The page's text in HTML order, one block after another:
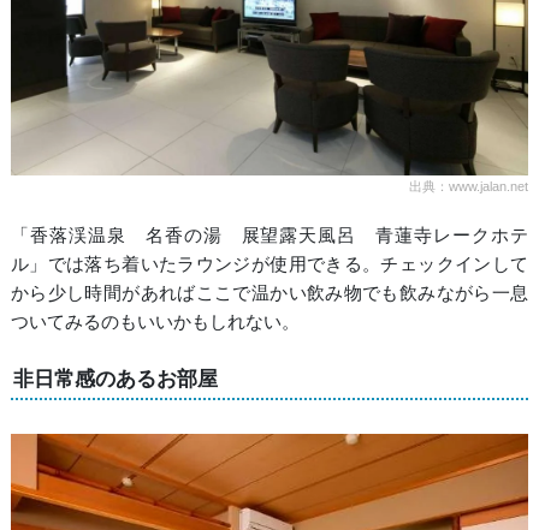
出典：www.jalan.net
「香落渓温泉 名香の湯 展望露天風呂 青蓮寺レークホテ
ル」では落ち着いたラウンジが使用できる。チェックインして
から少し時間があればここで温かい飲み物でも飲みながら一息
ついてみるのもいいかもしれない。
非日常感のあるお部屋